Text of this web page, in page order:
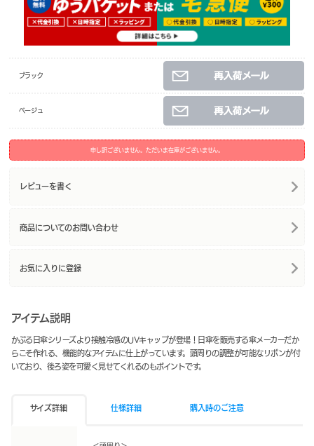
ブラック
ベージュ
申し訳ございません。ただいま在庫がございません。
レビューを書く
商品についてのお問い合わせ
お気に入りに登録
アイテム説明
かぶる日傘シリーズより接触冷感のUVキャップが登場！日傘を販売する傘メーカーだか
らこそ作れる、機能的なアイテムに仕上がっています。頭周りの調整が可能なリボンが付
いており、後ろ姿を可愛く見せてくれるのもポイントです。
サイズ詳細 仕様詳細 購入時のご注意